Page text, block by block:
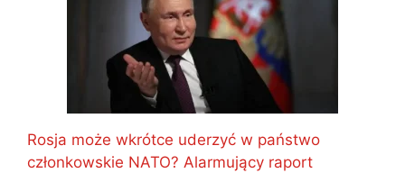
Rosja może wkrótce uderzyć w państwo
członkowskie NATO? Alarmujący raport